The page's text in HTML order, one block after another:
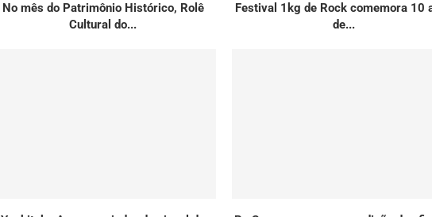
No mês do Patrimônio Histórico, Rolê
Cultural do...
Festival 1kg de Rock comemora 10
de...